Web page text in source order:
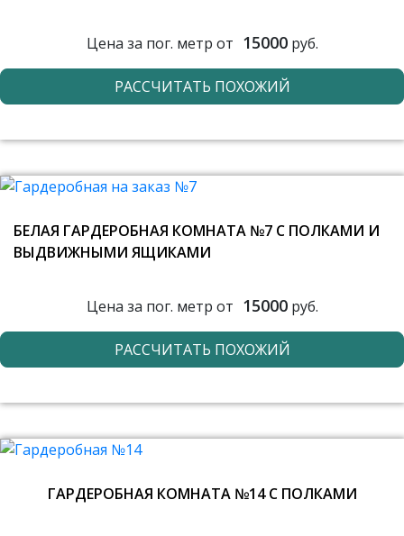
Цена за пог. метр от 15000руб.
РАССЧИТАТЬ ПОХОЖИЙ
БЕЛАЯ ГАРДЕРОБНАЯ КОМНАТА №7 С ПОЛКАМИ И
ВЫДВИЖНЫМИ ЯЩИКАМИ
Цена за пог. метр от 15000руб.
РАССЧИТАТЬ ПОХОЖИЙ
ГАРДЕРОБНАЯ КОМНАТА №14 С ПОЛКАМИ